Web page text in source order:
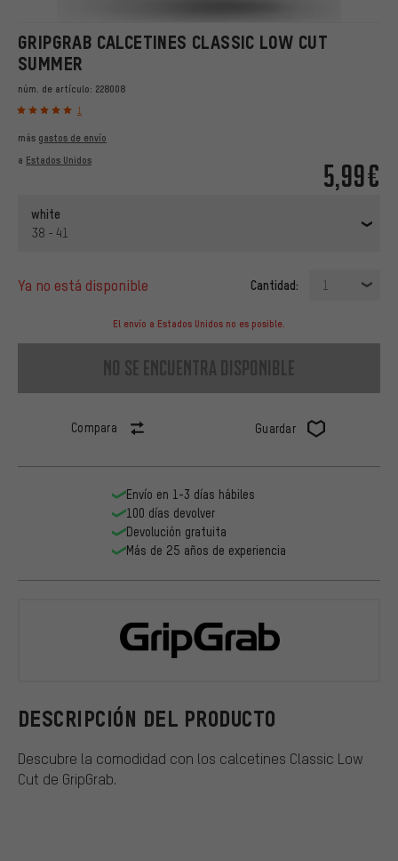
GRIPGRAB CALCETINES CLASSIC LOW CUT
SUMMER
núm. de artículo: 228008
1
5,99€
más gastos de envío
a Estados Unidos
white
38 - 41
ya no está disponible Cantidad: 1
El envío a Estados Unidos no es posible.
no se encuentra disponible
Compara Guardar
DESCRIPCIÓN DEL PRODUCTO
Descubre la comodidad con los calcetines Classic Low
Cut de GripGrab.
Envío en 1-3 días hábiles
100 días devolver
Devolución gratuita
Más de 25 años de experiencia
GripGrab